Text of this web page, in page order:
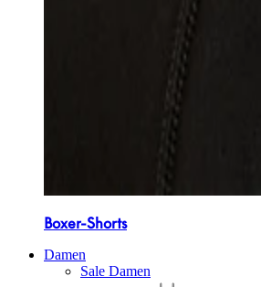
Boxer-Shorts
Damen
Sale Damen